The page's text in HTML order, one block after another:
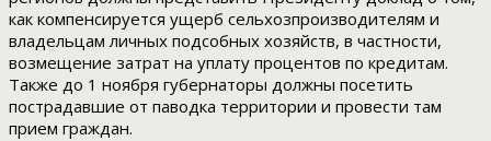
как компенсируется ущерб сельхозпроизводителям и
владельцам личных подсобных хозяйств, в частности,
возмещение затрат на уплату процентов по кредитам.
Также до 1 ноября губернаторы должны посетить
пострадавшие от паводка территории и провести там
прием граждан.